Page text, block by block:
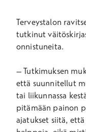
Terveystalon
tutkinut
onnistuneita.
– Tutkimuksen
että suunnitellut
tai liikunnassa
pitämään painon
ajatukset siitä,